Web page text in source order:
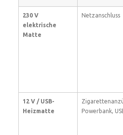
230 V
elektrische
Matte
Netzanschluss
12 V / USB-
Heizmatte
Powerbank,